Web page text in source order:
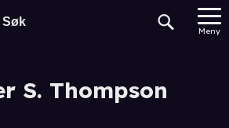
Meny
S. Thompson